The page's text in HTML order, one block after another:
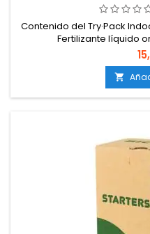
Contenido del Try·Pack
Fertilizante líquido
floración.Bio·Grow 250 ml
la fase de
floración que aumenta el
